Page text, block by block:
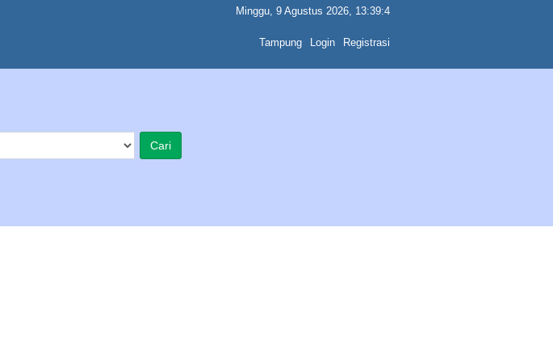
Minggu, 9 Agustus 2026, 13:39:4
Tampung Login Registrasi